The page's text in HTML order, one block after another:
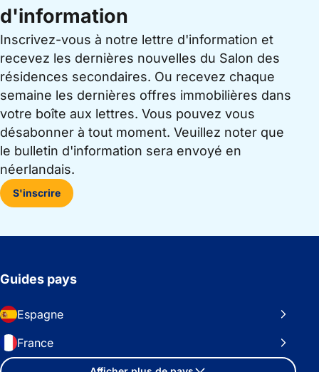
d'information
Inscrivez-vous à notre lettre d'information et
recevez les dernières nouvelles du Salon des
résidences secondaires. Ou recevez chaque
semaine les dernières offres immobilières dans
votre boîte aux lettres. Vous pouvez vous
désabonner à tout moment. Veuillez noter que
le bulletin d'information sera envoyé en
néerlandais.
S'inscrire
Guides pays
Espagne
France